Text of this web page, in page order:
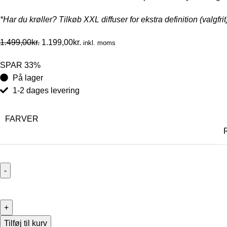
*Har du krøller? Tilkøb XXL diffuser for ekstra definition
1.499,00kr. 1.199,00kr. inkl. moms
SPAR 33%
På lager
1-2 dages levering
FARVER
Tilføj til kurv